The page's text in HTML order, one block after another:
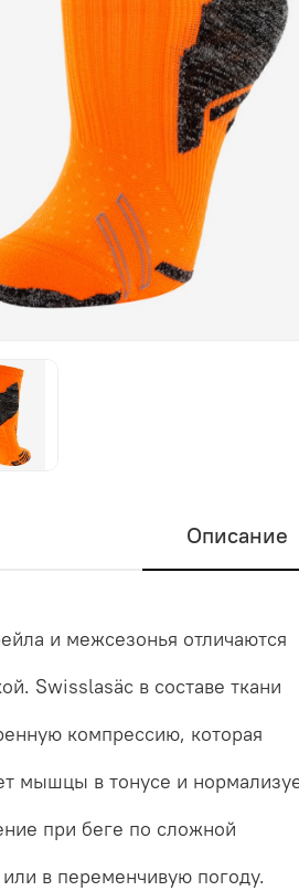
Описание
и межсезонья отличаются
Swisslasäc в составе ткани
компрессию, которая
мышцы в тонусе и
при беге по сложной
в переменчивую погоду.